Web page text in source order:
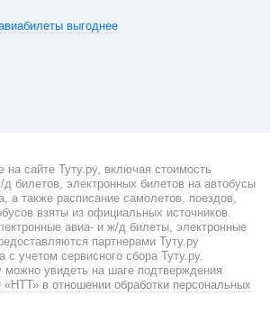
выгоднее
сайте Туту.ру, включая стоимость
билетов, электронных билетов на автобусы
а также расписание самолетов, поездов,
взяты из официальных источников.
авиа- и ж/д билеты, электронные
партнерами Туту.ру
с учетом сервисного сбора Туту.ру.
увидеть на шаге подтверждения
в отношении обработки персональных